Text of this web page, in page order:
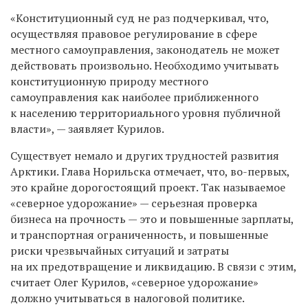
«Конституционный суд не раз подчеркивал, что,
осуществляя правовое регулирование в сфере
местного самоуправления, законодатель не может
действовать произвольно. Необходимо учитывать
конституционную природу местного
самоуправления как наиболее приближенного
к населению территориального уровня публичной
власти», — заявляет Курилов.
Существует немало и других трудностей развития
Арктики. Глава Норильска отмечает, что, во-первых,
это крайне дорогостоящий проект. Так называемое
«северное удорожание» — серьезная проверка
бизнеса на прочность — это и повышенные зарплаты,
и транспортная ограниченность, и повышенные
риски чрезвычайных ситуаций и затраты
на их предотвращение и ликвидацию. В связи с этим,
считает Олег Курилов, «северное удорожание»
должно учитываться в налоговой политике.